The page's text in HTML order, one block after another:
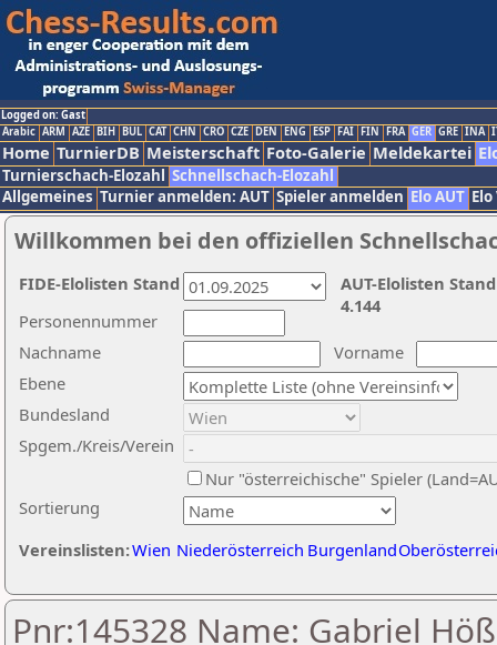
Logged on: Gast
Arabic ARM AZE BIH BUL CAT CHN CRO CZE DEN ENG ESP FAI FIN FRA GER GRE INA
Home TurnierDB Meisterschaft Foto-Galerie Meldekartei
Turnierschach-Elozahl Schnellschach-Elozahl
Allgemeines Turnier anmelden: AUT Spieler anmelden Elo AUT
Willkommen bei den offiziellen
Nachname
Vorname
Ebene
Sortierung
Personennummer
Bundesland
Spgem./Kreis/Verein
Nur "österreichische" Spieler
Vereinslisten:Wien Niederösterreich Burgenland
AUT-Elolisten
4.144
FIDE-Elolisten Stand
Pnr:145328 Name: Gabriel Höß